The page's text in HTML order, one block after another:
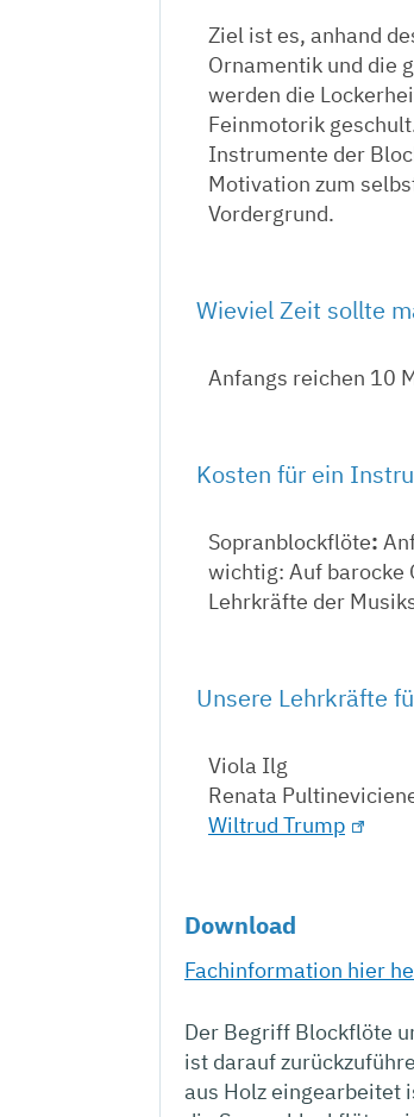
Ziel ist es, anhand
Ornamentik und die
werden die
Feinmotorik
Instrumente der
Motivation zum
Vordergrund.
Wieviel Zeit sollte
Anfangs reichen 10
Kosten für ein
Sopranblockflöte:
wichtig: Auf barocke
Lehrkräfte der
Unsere Lehrkräfte
Viola Ilg
Renata
Wiltrud Trump
Download
Fachinformation hier
Der Begriff Blockflöte
ist darauf
aus Holz eingearbeitet